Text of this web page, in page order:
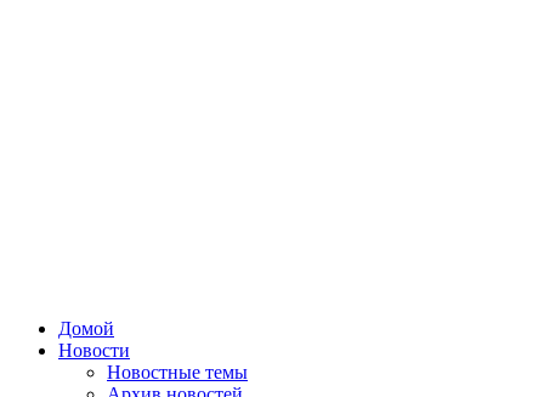
Домой
Новости
Новостные темы